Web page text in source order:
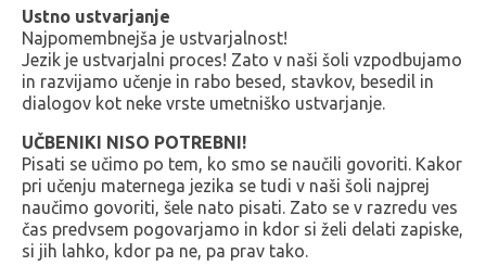
Ustno ustvarjanje
Najpomembnejša je ustvarjalnost!
Jezik je ustvarjalni proces! Zato v naši šoli vzpodbujamo
in razvijamo učenje in rabo besed, stavkov, besedil in
dialogov kot neke vrste umetniško ustvarjanje.
UČBENIKI NISO POTREBNI!
Pisati se učimo po tem, ko smo se naučili govoriti. Kakor
pri učenju maternega jezika se tudi v naši šoli najprej
naučimo govoriti, šele nato pisati. Zato se v razredu ves
čas predvsem pogovarjamo in kdor si želi delati zapiske,
si jih lahko, kdor pa ne, pa prav tako.